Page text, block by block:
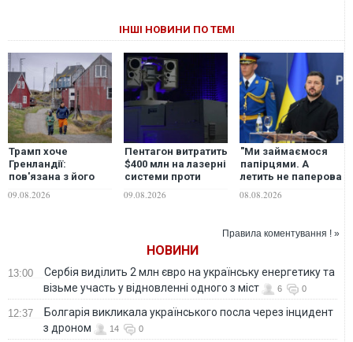
ІНШІ НОВИНИ ПО ТЕМІ
Трамп хоче
Гренландії:
пов'язана з його
компанія вже везе
09.08.2026
Пентагон витратить
$400 млн на лазерні
системи проти
09.08.2026
"Ми займаємося
папірцями. А
летить не паперова
Зеленський
ще у перший рік
08.08.2026
Правила коментування ! »
НОВИНИ
13:00
Сербія виділить 2 млн євро на українську енергетику та
візьме участь у відновленні одного з міст
6 0
12:37
Болгарія викликала українського посла через інцидент
з дроном
14 0